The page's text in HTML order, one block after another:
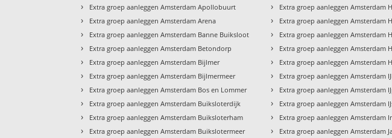
› Extra groep aanleggen Amsterdam Apollobuurt
› Extra groep aanleggen Amsterdam Arena
› Extra groep aanleggen Amsterdam Banne Buiksloot
› Extra groep aanleggen Amsterdam Betondorp
› Extra groep aanleggen Amsterdam Bijlmer
› Extra groep aanleggen Amsterdam Bijlmermeer
› Extra groep aanleggen Amsterdam Bos en Lommer
› Extra groep aanleggen Amsterdam Buiksloterdijk
› Extra groep aanleggen Amsterdam Buiksloterham
› Extra groep aanleggen Amsterdam Buikslotermeer
› Extra groep aanleggen Amsterdam
› Extra groep aanleggen Amsterdam
› Extra groep aanleggen Amsterdam
› Extra groep aanleggen
› Extra groep aanleggen Amsterdam
› Extra groep aanleggen Amsterdam
› Extra groep aanleggen Amsterdam
› Extra groep aanleggen Amsterdam
› Extra groep aanleggen Amsterdam
› Extra groep aanleggen Amsterdam